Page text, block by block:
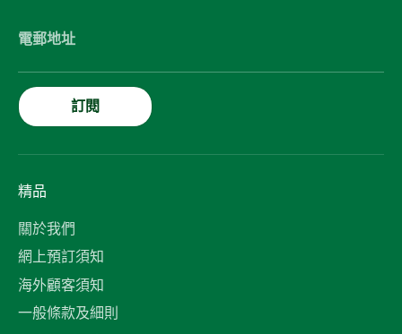
電郵地址
訂閱
精品
關於我們
網上預訂須知
海外顧客須知
一般條款及細則